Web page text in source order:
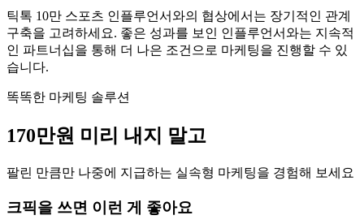
틱톡 10만 스포츠 인플루언서와의 협상에서는 장기적인 관계
구축을 고려하세요. 좋은 성과를 보인 인플루언서와는 지속적
인 파트너십을 통해 더 나은 조건으로 마케팅을 진행할 수 있
습니다.
똑똑한 마케팅 솔루션
170만원 미리 내지 말고
팔린 만큼만 나중에 지급하는 실속형 마케팅을 경험해 보세요
크픽을 쓰면 이런 게 좋아요